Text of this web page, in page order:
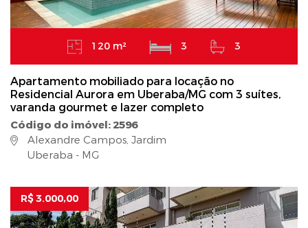
120 m² 3 3
Apartamento mobiliado para locação no
Residencial Aurora em Uberaba/MG com 3 suítes,
varanda gourmet e lazer completo
Código do imóvel: 2596
Alexandre Campos, Jardim
Uberaba - MG
R$ 3.000,00